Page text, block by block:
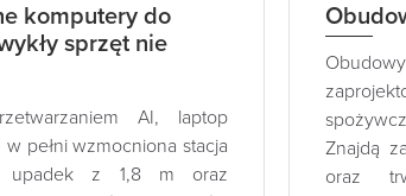
komputery do
sprzęt nie
AI, laptop
pełni wzmocniona stacja
upadek z 1,8 m oraz
Znajdą
oraz